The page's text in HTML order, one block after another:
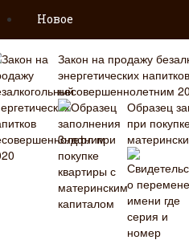
Новое
Закон на продажу
энергетических напитков
несовершеннолетним
Образец
при